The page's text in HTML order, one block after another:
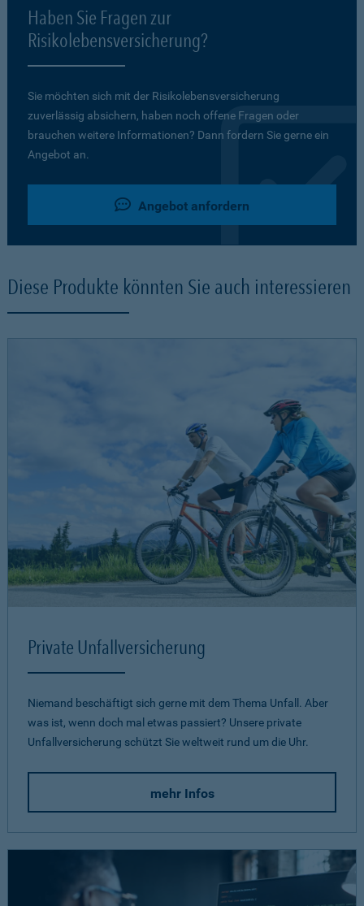
Haben Sie Fragen zur
Risikolebensversicherung?
Sie möchten sich mit der Risikolebensversicherung
zuverlässig absichern, haben noch offene Fragen oder
brauchen weitere Informationen? Dann fordern Sie gerne ein
Angebot an.
Angebot anfordern
Diese Produkte könnten Sie auch interessieren
Private Unfallversicherung
Niemand beschäftigt sich gerne mit dem Thema Unfall. Aber
was ist, wenn doch mal etwas passiert? Unsere private
Unfallversicherung schützt Sie weltweit rund um die Uhr.
mehr Infos